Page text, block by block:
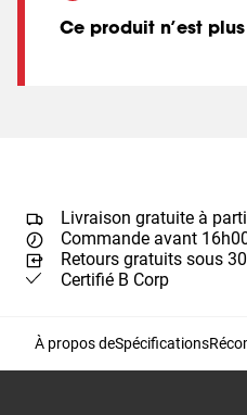
Ce produit n’est
Livraison gratuite à
Commande avant
Retours gratuits sous
Certifié B Corp
À propos deSpécifications